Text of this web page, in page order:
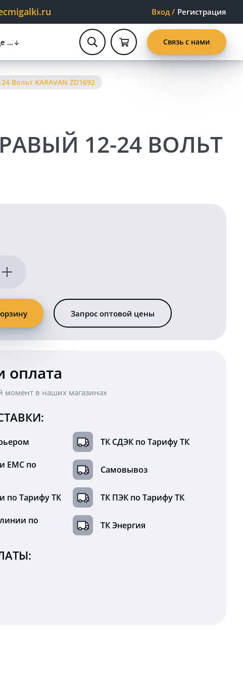
Вход / Регистрация
... Связь с нами
Вольт KARAVAN ZD1692
12-24 ВОЛЬТ
Запрос оптовой цены
оплата
момент в наших магазинах
ТК СДЭК по Тарифу ТК
ЕМС по
Самовывоз
по Тарифу ТК ТК ПЭК по Тарифу ТК
по
ТК Энергия